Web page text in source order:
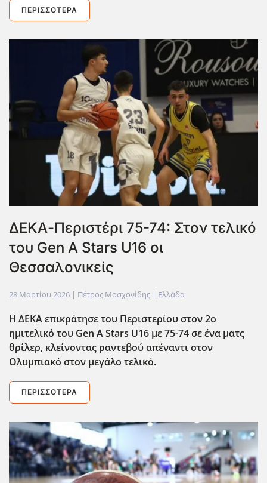
ΠΕΡΙΣΣΌΤΕΡΑ
ΔΕΚΑ-Περιστέρι 75-74: Στον τελικό
του Gen A Stars U16 οι
Θεσσαλονικείς
28 Μαρτίου 2026 | Πέτρος Μοσχονίδης | Ελλάδα
Η ΔΕΚΑ επικράτησε του Περιστερίου στον 2ο
ημιτελικό του Gen A Stars U16 με 75-74 σε ένα ματς
θρίλερ, κλείνοντας ραντεβού απέναντι στον
Ολυμπιακό στον μεγάλο τελικό.
ΠΕΡΙΣΣΌΤΕΡΑ